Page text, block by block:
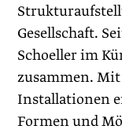
Gesellschaft.
Schoeller im
zusammen.
Installationen
Formen und